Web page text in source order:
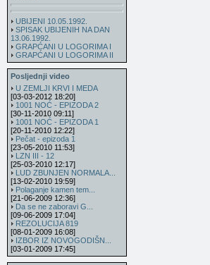
UBIJENI 10.05.1992.
SPISAK UBIJENIH NA DAN
13.06.1992.
GRAPĆANI U LOGORIMA I
GRAPĆANI U LOGORIMA II
Posljednji video
U ZEMLJI KRVI I MEDA
[03-03-2012 18:20]
1001 NOĆ - EPIZODA 2
[30-11-2010 09:11]
1001 NOĆ - EPIZODA 1
[20-11-2010 12:22]
Pečat - epizoda 1
[23-05-2010 11:53]
LZN III - 12
[25-03-2010 12:17]
LUD ZBUNJEN NORMALA...
[13-02-2010 19:59]
Polaganje kamen tem...
[21-06-2009 12:36]
Da se ne zaboravi G...
[09-06-2009 17:04]
REZOLUCIJA 819
[08-01-2009 16:08]
IZBOR IZ NOVOGODIŠN...
[03-01-2009 17:45]